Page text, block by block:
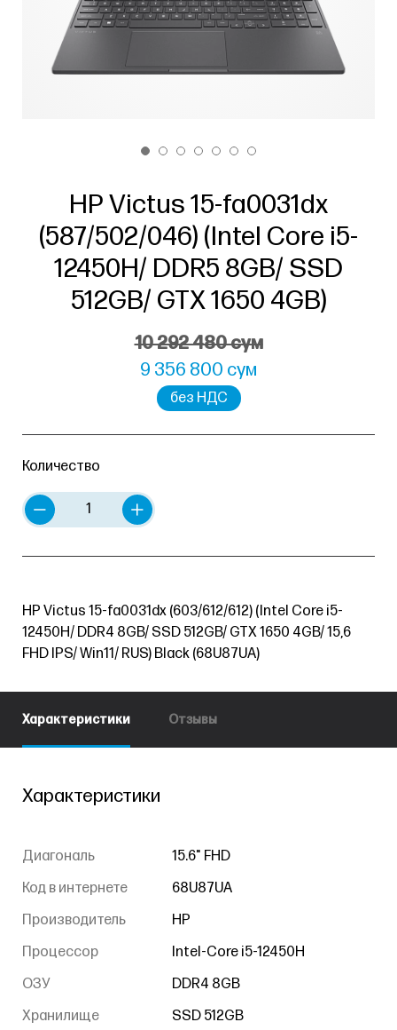
HP Victus 15-fa0031dx
(587/502/046) (Intel Core i5-
12450H/ DDR5 8GB/ SSD
512GB/ GTX 1650 4GB)
10 292 480 сум
9 356 800 сум
без НДС
Количество
HP Victus 15-fa0031dx (603/612/612) (Intel Core i5-
12450H/ DDR4 8GB/ SSD 512GB/ GTX 1650 4GB/ 15,6
FHD IPS/ Win11/ RUS) Black (68U87UA)
Характеристики Отзывы
Характеристики
Диагональ
15.6" FHD
Код в интернете
68U87UA
Производитель
HP
Процессор
Intel-Core i5-12450H
ОЗУ
DDR4 8GB
Хранилище
SSD 512GB